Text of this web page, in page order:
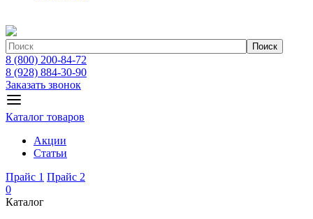
Поиск
8 (800) 200-84-72
8 (928) 884-30-90
Заказать звонок
Каталог товаров
Акции
Статьи
Прайс 1 Прайс 2
0
Каталог